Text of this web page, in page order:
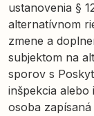
ustanovenia §
alternatívnom
zmene a
subjektom na
sporov s
inšpekcia
osoba